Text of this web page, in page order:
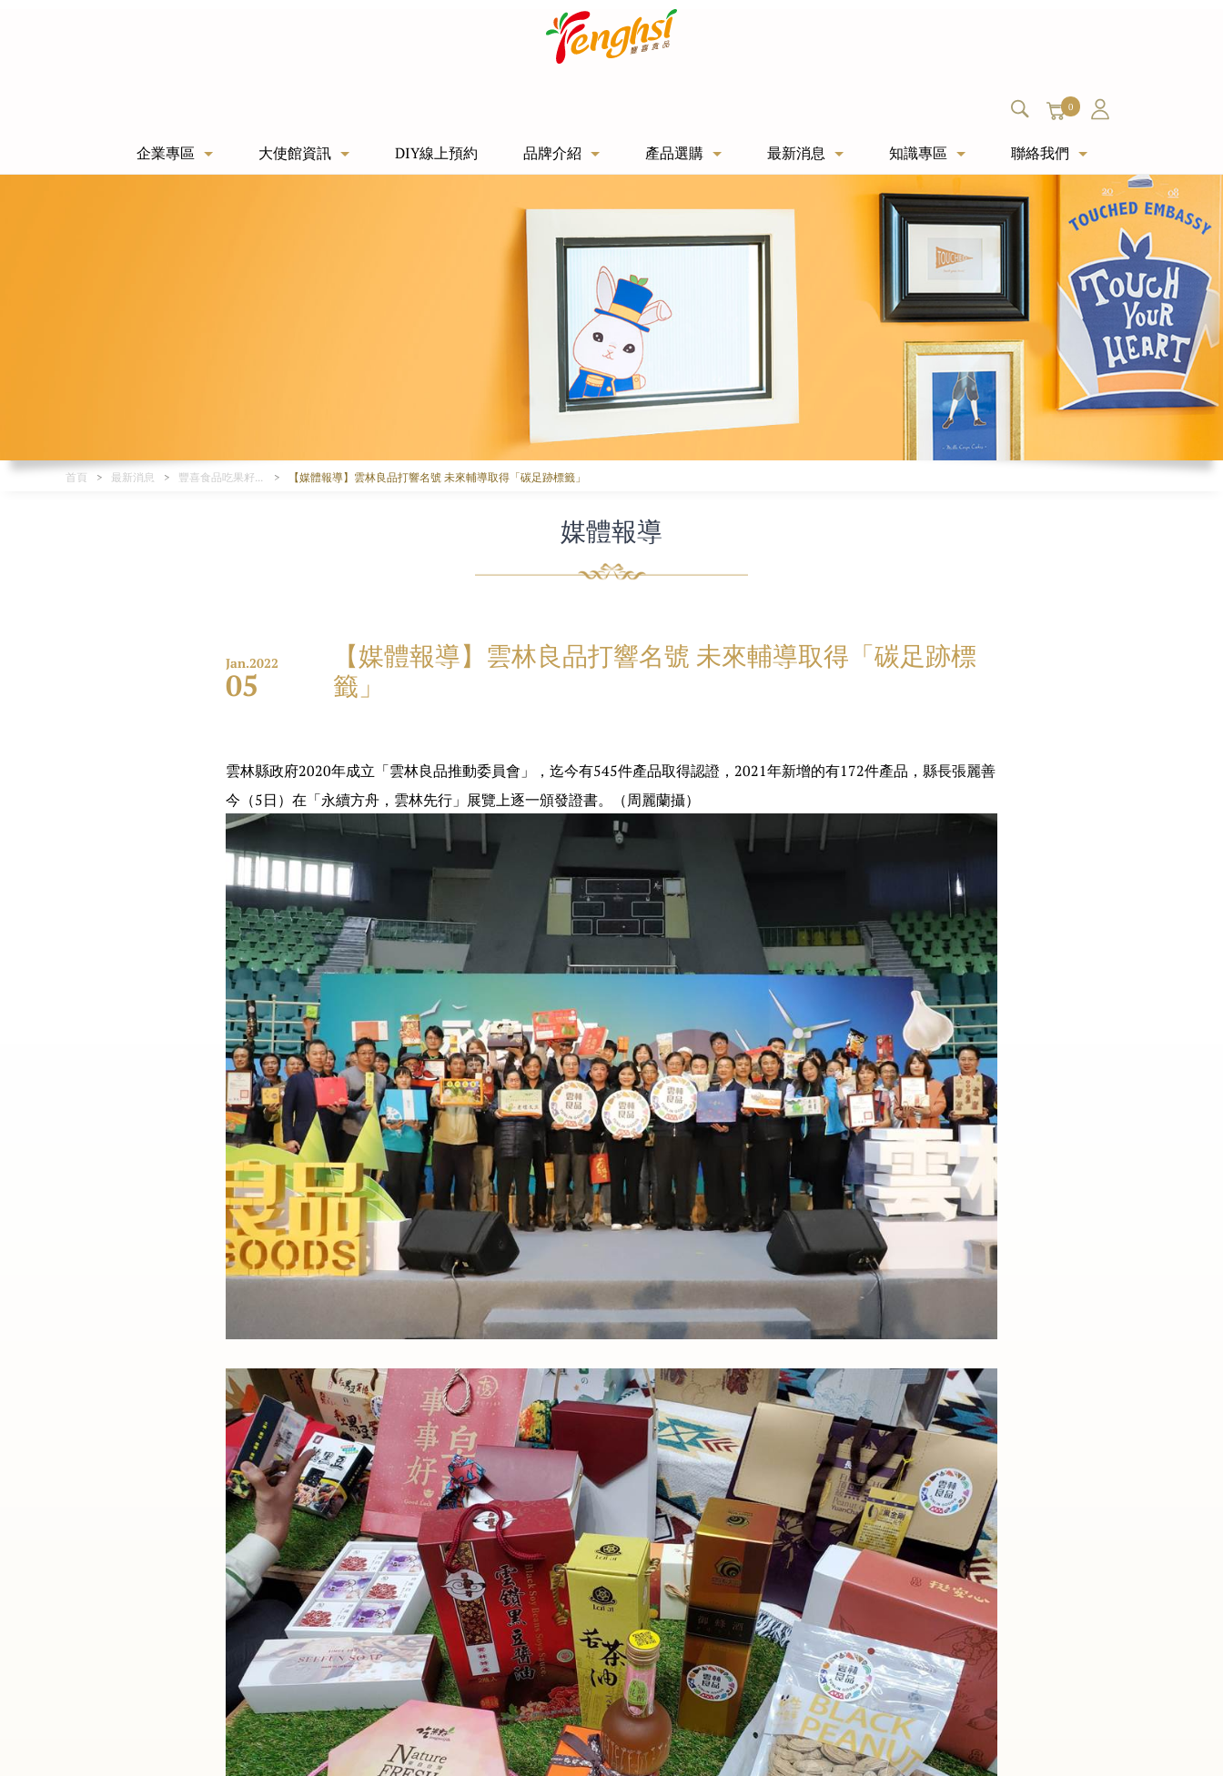
0
企業專區 大使館資訊 DIY線上預約 品牌介紹 產品選購 最新消息 知識專區 聯絡我們
首頁 最新消息 【媒體報導】雲林良品打響名號 未來輔導取得「碳足跡標籤」
媒體報導
Jan.2022
05
【媒體報導】雲林良品打響名號 未來輔導取得「碳足跡標
籤」
雲林縣政府2020年成立「雲林良品推動委員會」，迄今有545件產品取得認證，2021年新增的有172件產品，縣長張麗善
今（5日）在「永續方舟，雲林先行」展覽上逐一頒發證書。（周麗蘭攝）